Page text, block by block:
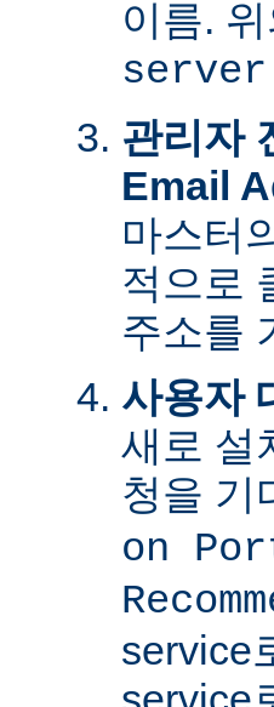
이름.
관리자
Email
마스터
적으로
주소를
사용자
새로 설
청을 기
on
service